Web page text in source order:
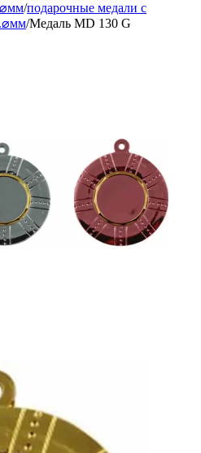
/подарочные медали с
/Медаль MD 130 G